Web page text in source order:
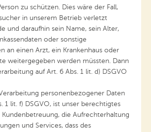
zu schützen. Dies wäre der Fall,
in unserem Betrieb verletzt
und daraufhin sein Name, sein Alter,
oder sonstige
an einen Arzt, ein Krankenhaus oder
weitergegeben werden müssten. Dann
auf Art. 6 Abs. 1 lit. d) DSGVO
personenbezogener Daten
1 lit. f) DSGVO, ist unser berechtigtes
Kundenbetreuung, die Aufrechterhaltung
und Services, dass des